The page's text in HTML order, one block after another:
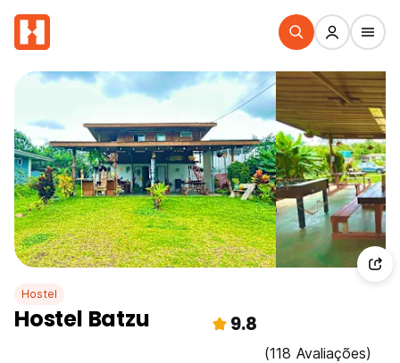
Hostel
Hostel Batzu 9.8
(118 Avaliações)